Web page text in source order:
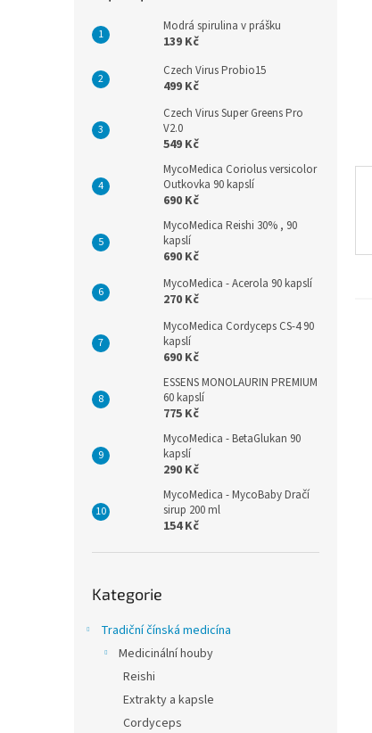
Modrá spirulina v prášku
139 Kč
Czech Virus Probio15
499 Kč
Czech Virus Super Greens Pro
V2.0
549 Kč
MycoMedica Coriolus versicolor
Outkovka 90 kapslí
690 Kč
MycoMedica Reishi 30% , 90
kapslí
690 Kč
MycoMedica - Acerola 90 kapslí
270 Kč
MycoMedica Cordyceps CS-4 90
kapslí
690 Kč
ESSENS MONOLAURIN PREMIUM
60 kapslí
775 Kč
MycoMedica - BetaGlukan 90
kapslí
290 Kč
MycoMedica - MycoBaby Dračí
sirup 200 ml
154 Kč
kategorie
Kategorie
Tradiční čínská medicína
Medicinální houby
Reishi
Extrakty a kapsle
Cordyceps